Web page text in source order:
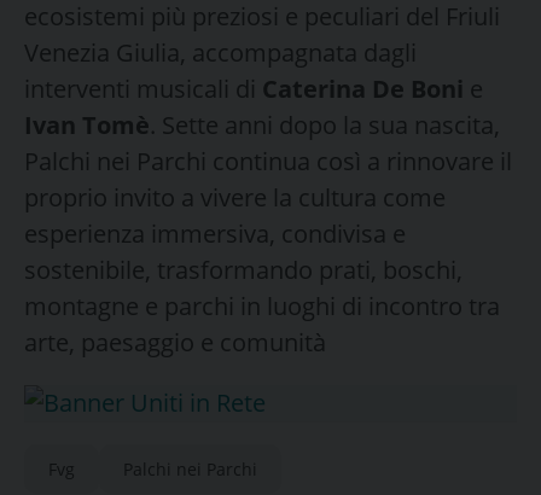
ecosistemi più preziosi e peculiari del Friuli
Venezia Giulia, accompagnata dagli
interventi musicali di Caterina De Boni e
Ivan Tomè. Sette anni dopo la sua nascita,
Palchi nei Parchi continua così a rinnovare il
proprio invito a vivere la cultura come
esperienza immersiva, condivisa e
sostenibile, trasformando prati, boschi,
montagne e parchi in luoghi di incontro tra
arte, paesaggio e comunità
Fvg Palchi nei Parchi